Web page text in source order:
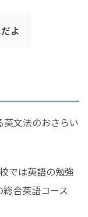
よ
文法のおさらい
では英語の勉強
合英語コース